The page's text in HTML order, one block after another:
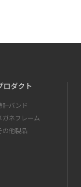
ロダクト
計バンド
ガネフレーム
の他製品